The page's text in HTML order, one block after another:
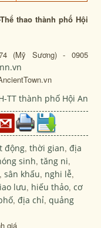
thao thành phố Hội
(Mỹ Sương) - 0905
TT thành phố Hội An
động,thời gian,địa
sinh,tăng ni,
,sân khấu, nghi lễ,
lưu, hiếu thảo,cơ
,địa chỉ,quảng
giá